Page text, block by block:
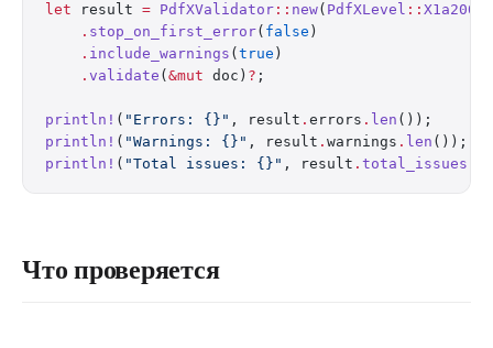
let result = PdfXValidator :: new( PdfXLevel :: X1a2001
    .
stop_on_first_error( false )
    .
include_warnings ( true )
    .
validate ( &mut doc) ? ;
println! ( "Errors: {}" , result . errors . len ());
println! ( "Warnings: {}" , result . warnings . len ());
println! ( "Total issues: {}" , result . total_issues
Что проверяется